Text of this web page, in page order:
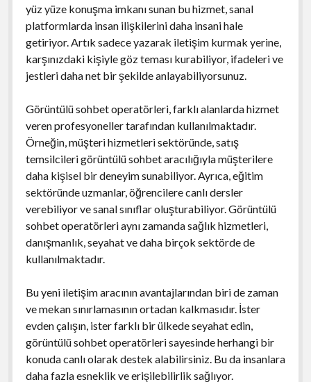
yüz yüze konuşma imkanı sunan bu hizmet, sanal
platformlarda insan ilişkilerini daha insani hale
getiriyor. Artık sadece yazarak iletişim kurmak yerine,
karşınızdaki kişiyle göz teması kurabiliyor, ifadeleri ve
jestleri daha net bir şekilde anlayabiliyorsunuz.
Görüntülü sohbet operatörleri, farklı alanlarda hizmet
veren profesyoneller tarafından kullanılmaktadır.
Örneğin, müşteri hizmetleri sektöründe, satış
temsilcileri görüntülü sohbet aracılığıyla müşterilere
daha kişisel bir deneyim sunabiliyor. Ayrıca, eğitim
sektöründe uzmanlar, öğrencilere canlı dersler
verebiliyor ve sanal sınıflar oluşturabiliyor. Görüntülü
sohbet operatörleri aynı zamanda sağlık hizmetleri,
danışmanlık, seyahat ve daha birçok sektörde de
kullanılmaktadır.
Bu yeni iletişim aracının avantajlarından biri de zaman
ve mekan sınırlamasının ortadan kalkmasıdır. İster
evden çalışın, ister farklı bir ülkede seyahat edin,
görüntülü sohbet operatörleri sayesinde herhangi bir
konuda canlı olarak destek alabilirsiniz. Bu da insanlara
daha fazla esneklik ve erişilebilirlik sağlıyor.